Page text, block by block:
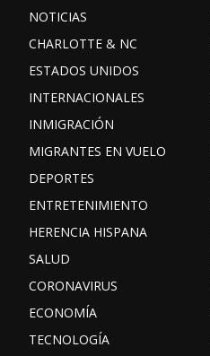
NOTICIAS
CHARLOTTE & NC
ESTADOS UNIDOS
INTERNACIONALES
INMIGRACIÓN
MIGRANTES EN VUELO
DEPORTES
ENTRETENIMIENTO
HERENCIA HISPANA
SALUD
CORONAVIRUS
ECONOMÍA
TECNOLOGÍA